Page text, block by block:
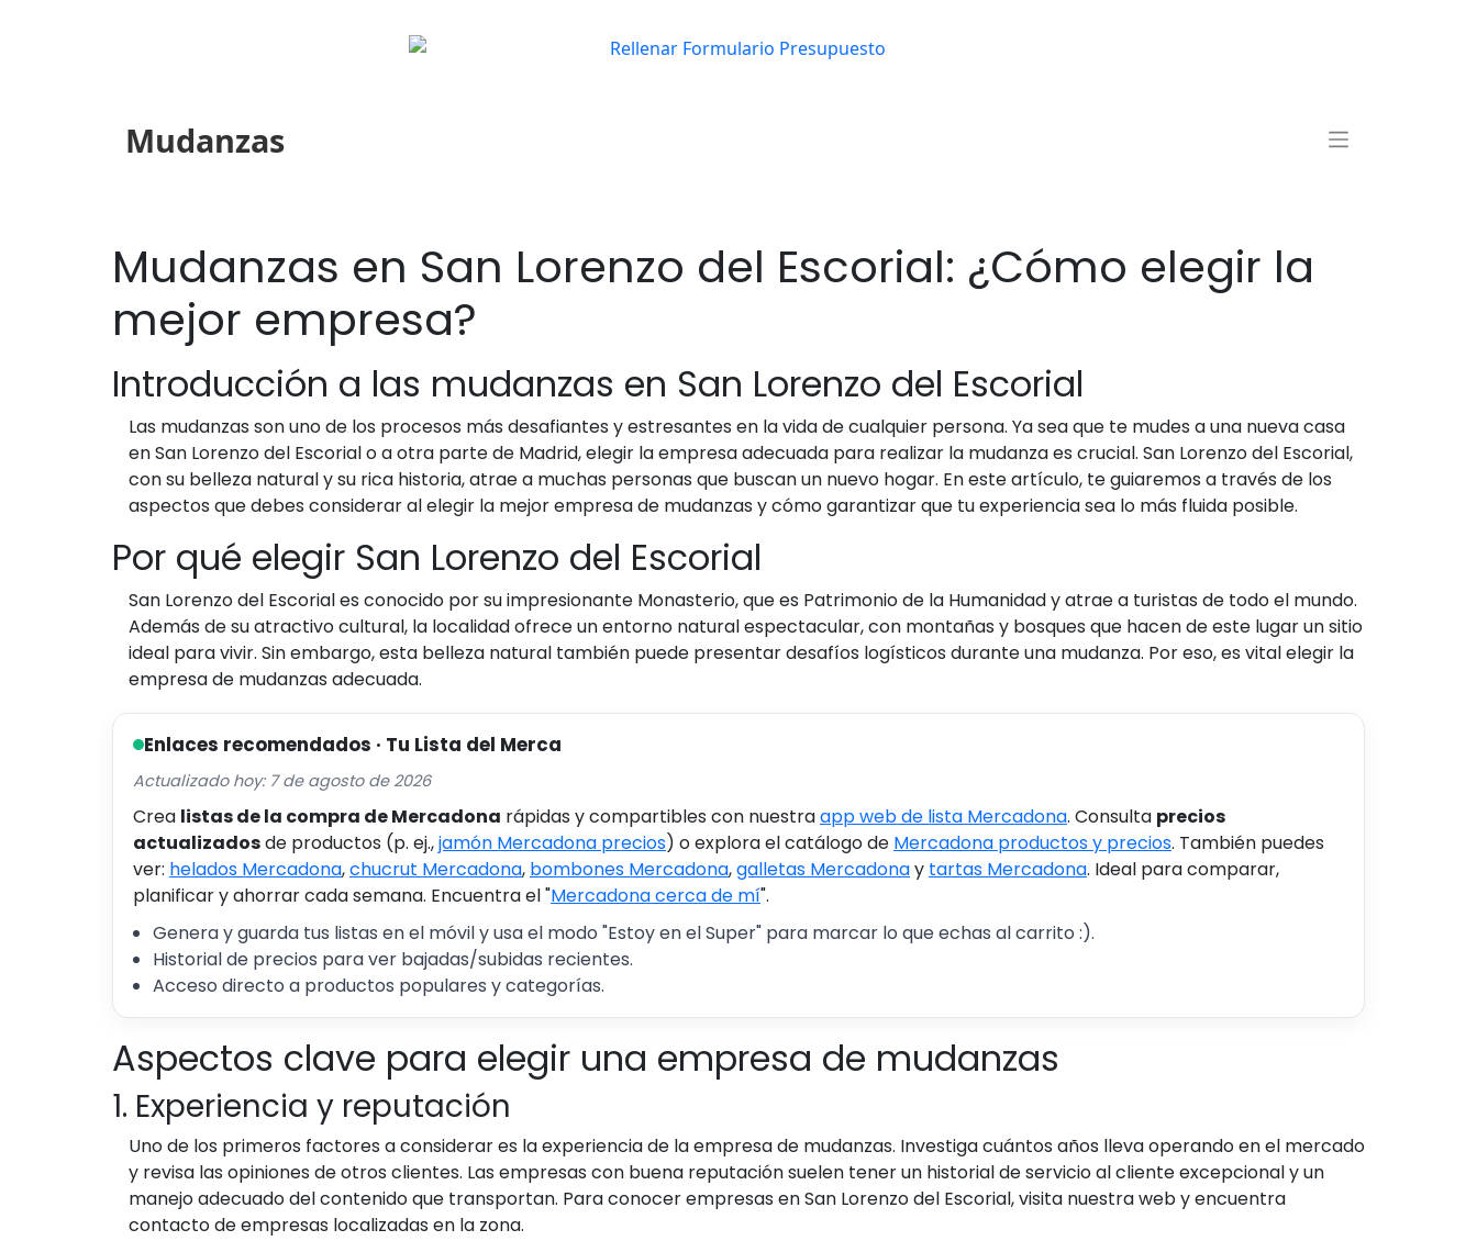
Mudanzas
Mudanzas en San Lorenzo del Escorial: ¿Cómo elegir la
mejor empresa?
Introducción a las mudanzas en San Lorenzo del Escorial
Las mudanzas son uno de los procesos más desafiantes y estresantes en la vida de cualquier persona. Ya sea que te mudes a una nueva casa
en San Lorenzo del Escorial o a otra parte de Madrid, elegir la empresa adecuada para realizar la mudanza es crucial. San Lorenzo del Escorial,
con su belleza natural y su rica historia, atrae a muchas personas que buscan un nuevo hogar. En este artículo, te guiaremos a través de los
aspectos que debes considerar al elegir la mejor empresa de mudanzas y cómo garantizar que tu experiencia sea lo más fluida posible.
Por qué elegir San Lorenzo del Escorial
San Lorenzo del Escorial es conocido por su impresionante Monasterio, que es Patrimonio de la Humanidad y atrae a turistas de todo el mundo.
Además de su atractivo cultural, la localidad ofrece un entorno natural espectacular, con montañas y bosques que hacen de este lugar un sitio
ideal para vivir. Sin embargo, esta belleza natural también puede presentar desafíos logísticos durante una mudanza. Por eso, es vital elegir la
empresa de mudanzas adecuada.
Enlaces recomendados · Tu Lista del Merca
Actualizado hoy: 7 de agosto de 2026
Crea listas de la compra de Mercadona rápidas y compartibles con nuestraapp web de lista Mercadona. Consulta precios
actualizadosde productos (p. ej.,jamón Mercadona precios) o explora el catálogo de Mercadona productos y precios. También puedes
ver: helados Mercadona,chucrut Mercadona, bombones Mercadona,galletas Mercadonay tartas Mercadona. Ideal para comparar,
planificar y ahorrar cada semana. Encuentra el "Mercadona cerca de mí".
Genera y guarda tus listas en el móvil y usa el modo "Estoy en el Super" para marcar lo que echas al carrito :).
Historial de precios para ver bajadas/subidas recientes.
Acceso directo a productos populares y categorías.
Aspectos clave para elegir una empresa de mudanzas
1. Experiencia y reputación
Uno de los primeros factores a considerar es la experiencia de la empresa de mudanzas. Investiga cuántos años lleva operando en el mercado
y revisa las opiniones de otros clientes. Las empresas con buena reputación suelen tener un historial de servicio al cliente excepcional y un
manejo adecuado del contenido que transportan. Para conocer empresas en San Lorenzo del Escorial, visita nuestra web y encuentra
contacto de empresas localizadas en la zona.